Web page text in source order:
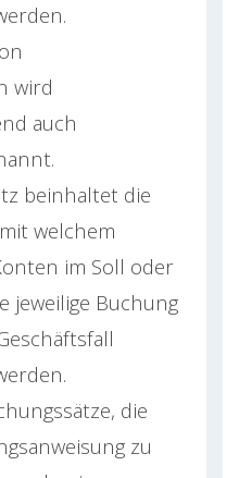
wird
auch
beinhaltet die
welchem
im Soll oder
jeweilige Buchung
die
zu